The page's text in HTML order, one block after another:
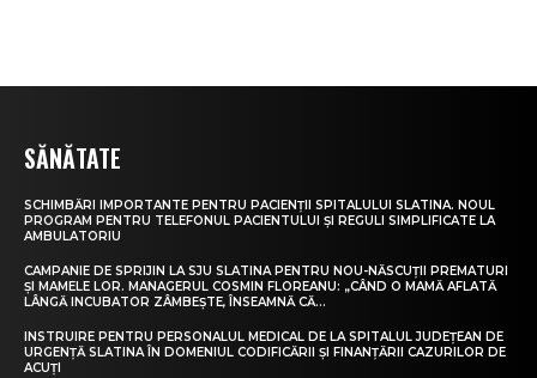
SĂNĂTATE
SCHIMBĂRI IMPORTANTE PENTRU PACIENȚII SPITALULUI SLATINA. NOUL
PROGRAM PENTRU TELEFONUL PACIENTULUI ȘI REGULI SIMPLIFICATE LA
AMBULATORIU
CAMPANIE DE SPRIJIN LA SJU SLATINA PENTRU NOU-NĂSCUȚII PREMATURI
ȘI MAMELE LOR. MANAGERUL COSMIN FLOREANU: „CÂND O MAMĂ AFLATĂ
LÂNGĂ INCUBATOR ZÂMBEȘTE, ÎNSEAMNĂ CĂ...
INSTRUIRE PENTRU PERSONALUL MEDICAL DE LA SPITALUL JUDEȚEAN DE
URGENȚĂ SLATINA ÎN DOMENIUL CODIFICĂRII ȘI FINANȚĂRII CAZURILOR DE
ACUȚI